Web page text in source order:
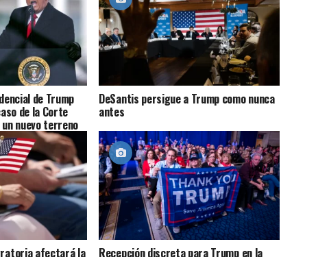
de Trump
de la Corte
nuevo terreno
DeSantis persigue a Trump como nunca
antes
afectará la Recepción discreta para Trump en la